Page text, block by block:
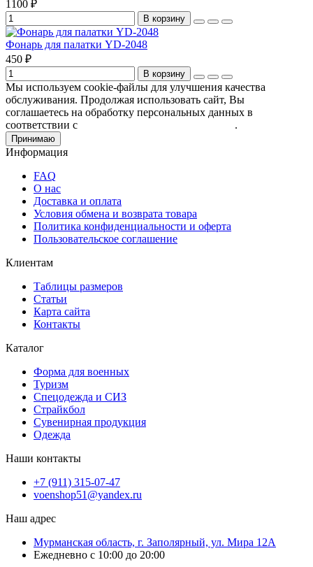
1100 ₽
В корзину
Фонарь для палатки YD-2048
450 ₽
В корзину
Мы используем cookie-файлы для улучшения качества
обслуживания. Продолжая использовать сайт, Вы
соглашаетесь на обработку персональных данных в
соответствии с
.
Принимаю
Информация
FAQ
О нас
Доставка и оплата
Условия обмена и возврата товара
Политика конфиденциальности и оферта
Пользовательское соглашение
Клиентам
Таблицы размеров
Статьи
Карта сайта
Контакты
Каталог
Форма для военных
Туризм
Спецодежда и СИЗ
Страйкбол
Сувенирная продукция
Одежда
Наши контакты
+7 (911) 315-07-47
voenshop51@yandex.ru
Наш адрес
Мурманская область, г. Заполярный, ул. Мира 12А
Ежедневно с 10:00 до 20:00